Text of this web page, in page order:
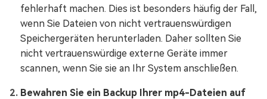
fehlerhaft machen. Dies ist besonders häufig der Fall,
wenn Sie Dateien von nicht vertrauenswürdigen
Speichergeräten herunterladen. Daher sollten Sie
nicht vertrauenswürdige externe Geräte immer
scannen, wenn Sie sie an Ihr System anschließen.
Bewahren Sie ein Backup Ihrer mp4-Dateien auf